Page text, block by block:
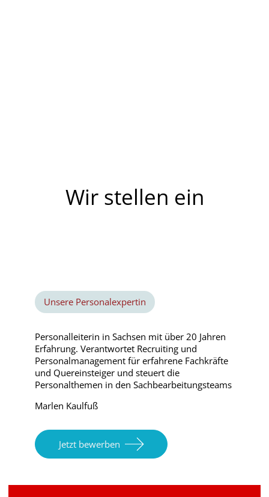
Wir stellen ein
Unsere Personalexpertin
Personalleiterin in Sachsen mit über 20 Jahren
Erfahrung. Verantwortet Recruiting und
Personalmanagement für erfahrene Fachkräfte
und Quereinsteiger und steuert die
Personalthemen in den Sachbearbeitungsteams
Marlen Kaulfuß
Jetzt bewerben